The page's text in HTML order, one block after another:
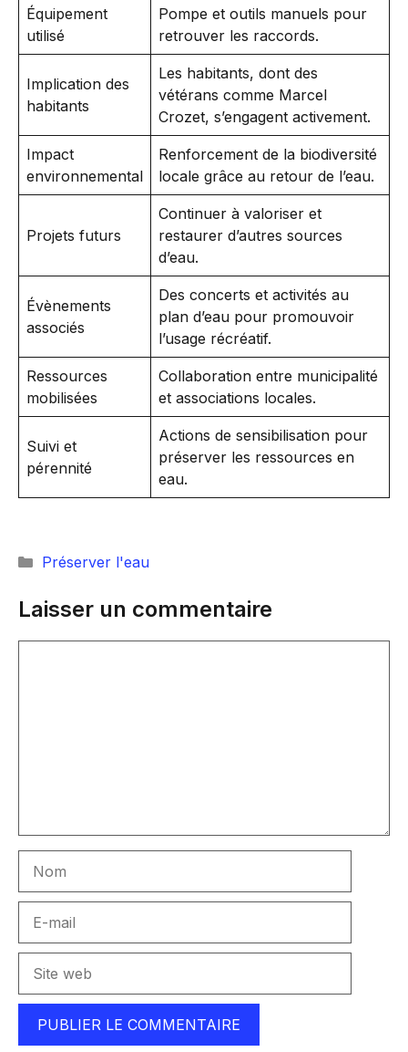
Équipement
utilisé
Pompe et outils manuels pour
retrouver les raccords.
Implication des
habitants
Les habitants, dont des
vétérans comme Marcel
Crozet, s’engagent activement.
Impact
environnemental
Renforcement de la biodiversité
locale grâce au retour de l’eau.
Projets futurs
Continuer à valoriser et
restaurer d’autres sources
d’eau.
Évènements
associés
Des concerts et activités au
plan d’eau pour promouvoir
l’usage récréatif.
Ressources
mobilisées
Collaboration entre municipalité
et associations locales.
Suivi et
pérennité
Actions de sensibilisation pour
préserver les ressources en
eau.
Catégories
Préserver l'eau
Laisser un commentaire
mail
web